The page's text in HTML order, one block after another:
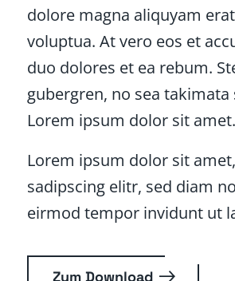
dolore magna aliquyam
voluptua. At vero eos et
duo dolores et ea rebum.
gubergren, no sea takimata
Lorem ipsum dolor sit amet.
Lorem ipsum dolor sit
sadipscing elitr, sed diam
eirmod tempor invidunt ut
Zum Download